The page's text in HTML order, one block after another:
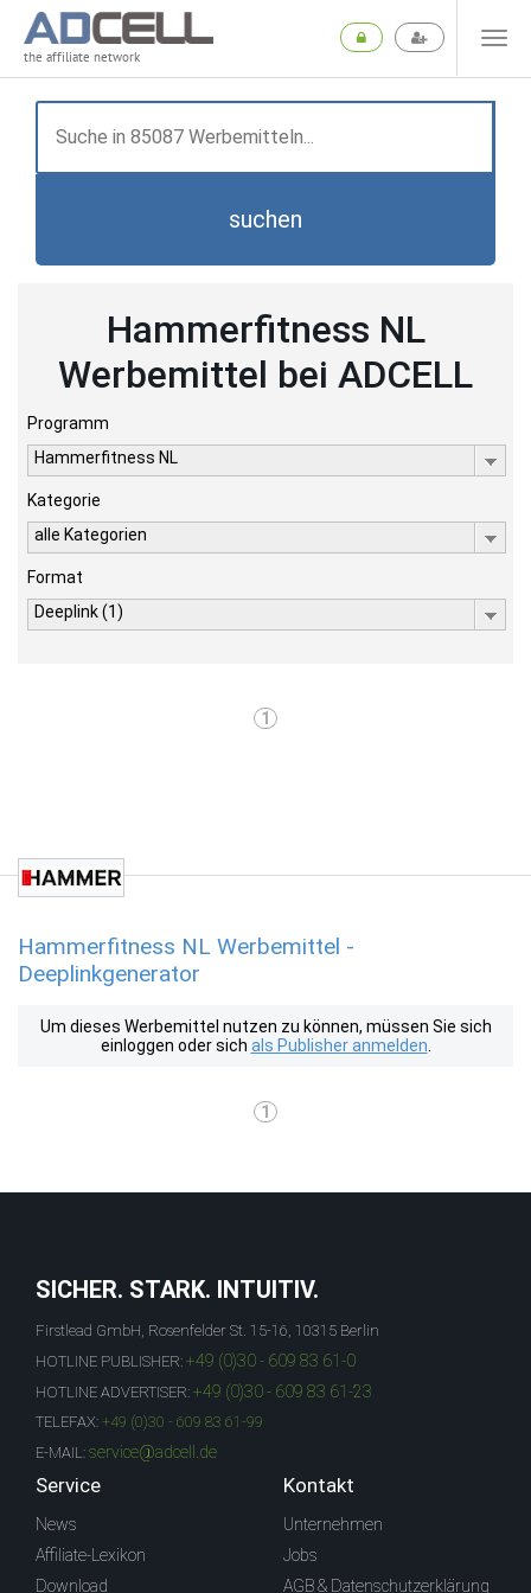
the affiliate network
suchen
Hammerfitness NL
Werbemittel bei ADCELL
Programm
Hammerfitness NL
Kategorie
alle Kategorien
Format
Deeplink (1)
1
Hammerfitness NL Werbemittel -
Deeplinkgenerator
Um dieses Werbemittel nutzen zu können, müssen Sie sich
einloggen oder sich als Publisher anmelden
1
SICHER. STARK. INTUITIV.
Firstlead GmbH, Rosenfelder St. 15-16, 10315 Berlin
HOTLINE PUBLISHER: +49 (0)30 - 609 83 61-0
HOTLINE ADVERTISER: +49 (0)30 - 609 83 61-23
TELEFAX: +49 (0)30 - 609 83 61-99
E-MAIL: service@adcell.de
Service
News
Affiliate-Lexikon
Download
Kontakt
Unternehmen
Jobs
AGB & Datenschutzerklärung